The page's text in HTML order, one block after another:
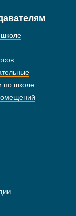
школе
по школе